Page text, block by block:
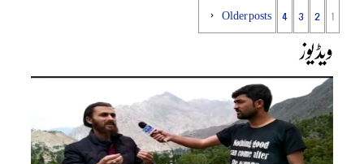
1
2
3
4
Older posts
ویڈیوز